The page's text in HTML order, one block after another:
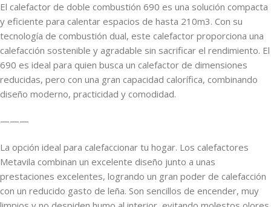
El calefactor de doble combustión 690 es una solución compacta
y eficiente para calentar espacios de hasta 210m3. Con su
tecnología de combustión dual, este calefactor proporciona una
calefacción sostenible y agradable sin sacrificar el rendimiento. El
690 es ideal para quien busca un calefactor de dimensiones
reducidas, pero con una gran capacidad calorífica, combinando
diseño moderno, practicidad y comodidad.
———
La opción ideal para calefaccionar tu hogar. Los calefactores
Metavila combinan un excelente diseño junto a unas
prestaciones excelentes, logrando un gran poder de calefacción
con un reducido gasto de leña. Son sencillos de encender, muy